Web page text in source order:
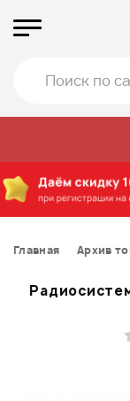
Главная Архив